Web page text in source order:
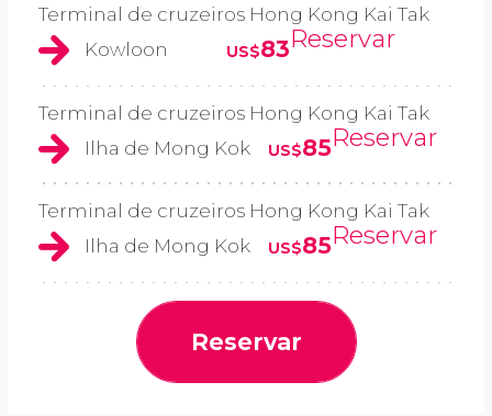
Terminal de cruzeiros Hong Kong Kai Tak
Kowloon
US$83Reservar
Terminal de cruzeiros Hong Kong Kai Tak
Ilha de Mong Kok
US$85Reservar
Terminal de cruzeiros Hong Kong Kai Tak
Ilha de Mong Kok
US$85Reservar
Reservar